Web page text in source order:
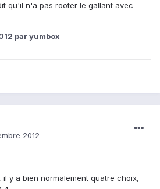
qu'il n'a pas rooter le gallant avec
par yumbox
2012
y a bien normalement quatre choix,